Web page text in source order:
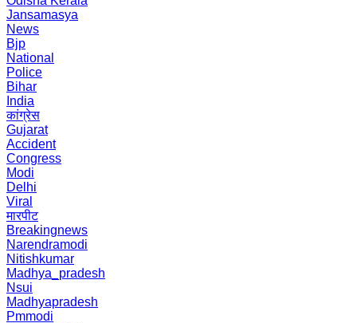
Jansamasya
News
Bjp
National
Police
Bihar
India
कांग्रेस
Gujarat
Accident
Congress
Modi
Delhi
Viral
मारपीट
Breakingnews
Narendramodi
Nitishkumar
Madhya_pradesh
Nsui
Madhyapradesh
Pmmodi